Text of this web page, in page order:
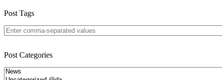
Post Tags
Post Categories